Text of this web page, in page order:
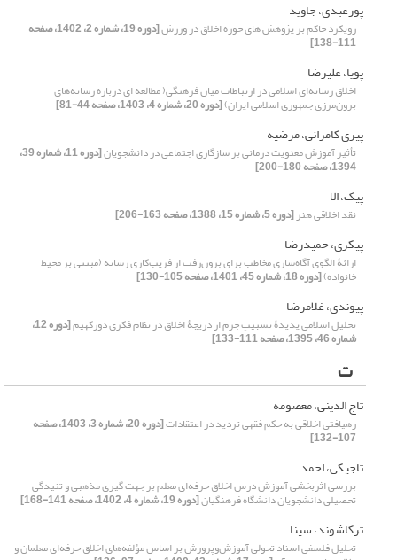
پورعبدی، جاوید
رویکرد حاکم بر پژوهش های حوزه اخلاق در ورزش [دوره 19، شماره 2، 1402، صفحه
111-138]
پویا، علیرضا
اخلاق رسانه‌ای اسلامی در ارتباطات میان فرهنگی( مطالعه ای درباره رسانه‌های
برون‌مرزی جمهوری اسلامی ایران)[دوره 20، شماره 4، 1403، صفحه 44-81]
پیری کامرانی، مرضیه
تأثیر آموزش معنویت درمانی بر سازگاری اجتماعی در دانشجویان [دوره 11، شماره 39،
1394، صفحه 180-200]
پیک، الا
نقد اخلاقی هنر[دوره 5، شماره 15، 1388، صفحه 163-206]
پیکری، حمیدرضا
ارائۀ الگوی آگاه‌سازی مخاطب برای برون‌رفت از فریب‌کاری رسانه (مبتنی بر محیط
خانواده)[دوره 18، شماره 45، 1401، صفحه 105-130]
پیوندی، غلامرضا
تحلیل اسلامی پدیدۀ نسبیتِ جرم از دریچۀ اخلاق در نظام فکری دورکهیم [دوره 12،
شماره 46، 1395، صفحه 111-133]
ت
تاج الدینی، معصومه
رهیافتی اخلاقی به حکم فقهی تردید در اعتقادات [دوره 20، شماره 3، 1403، صفحه
107-132]
تاجیکی، احمد
بررسی اثربخشی آموزش درس اخلاق حرفه‌ای معلم بر جهت گیری مذهبی و تنیدگی
تحصیلی دانشجویان دانشگاه فرهنگیان[دوره 19، شماره 4، 1402، صفحه 141-168]
ترکاشوند، سینا
تحلیل فلسفی اسناد تحولی آموزش‌وپرورش بر اساس مؤلفه‌های اخلاق حرفه‌ای معلمان و